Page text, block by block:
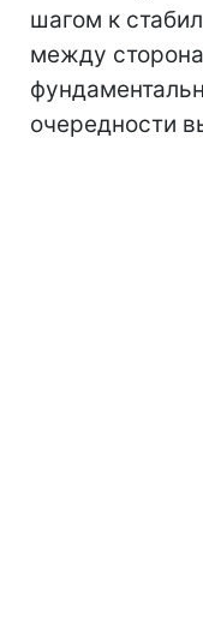
шагом к
между
очередности